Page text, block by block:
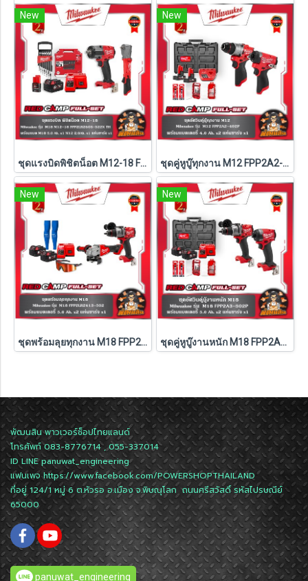
New
ชุดแรงบิดพิชิตน็อต M12-18 FPP2LR2605-522X TH Milwaukee (M18-FMTIW2F12-0X0+M12-FRAIWF12-0)
New
ชุดคู่หูบู๊ทุกงาน M12 FPP2A2-402P Milwaukee (Q3)
New
ชุดพร้อมลุยทุกงาน M18 FPP2LR2613-502 Milwaukee (M18-FPD3+M18-FSAGV100XB-0X0)
New
ชุดคู่หูบู๊งานหนัก M18 FPP2A3-502P Milwaukee (Q3)
พัฒนสิน พาวเวอร์ช็อปไทยแลนด์
โทรศัพท์ 083-8776714 , 055-337014
ID LINEpanuwat_engineering
แฟนเพจhttps://www.facebook.com/POWERSHOPTHAILAND
ที่อยู่ 124/1 หมู่ 6 ต.หัวรอ อ.เมือง จ.พิษณุโลก ถนนศรีสวัสดิ์ รหัสไปรษณีย์
65000
panuwat_engineering